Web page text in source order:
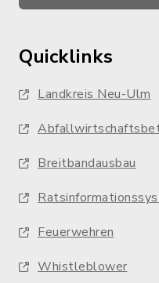
Quicklinks
Landkreis Neu-Ulm
Breitbandausbau
Feuerwehren
Whistleblower